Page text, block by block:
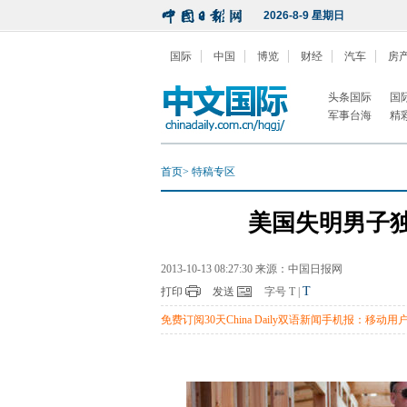
2026-8-9 星期日
国际 中国 博览 财经 汽车 房
头条国际
国
军事台海
精
首页> 特稿专区
美国失明男子
2013-10-13 08:27:30 来源：中国日报网
打印
发送 字号 T T
免费订阅30天China Daily双语新闻手机报：移动用